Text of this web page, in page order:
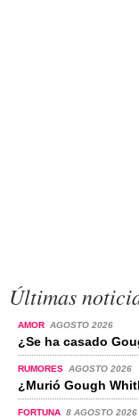
Últimas
AMOR AGOSTO 2026
¿Se ha casado
RUMORES AGOSTO 2026
¿Murió Gough
FORTUNA 8 AGOSTO 2026